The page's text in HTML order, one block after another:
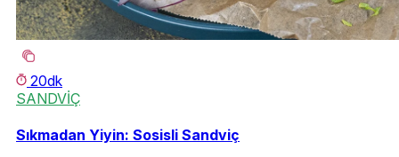
20dk
SANDVİÇ
Sıkmadan Yiyin: Sosisli Sandviç